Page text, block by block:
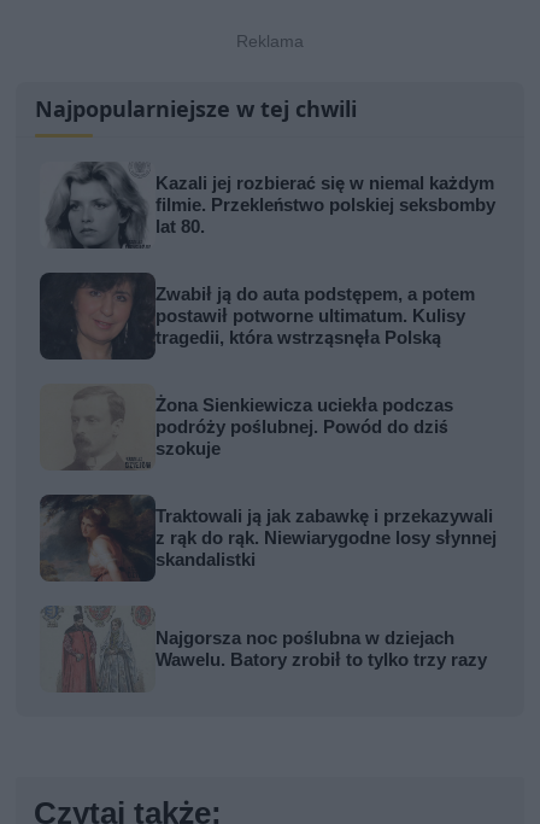
Najpopularniejsze w tej chwili
Kazali jej rozbierać się w niemal każdym
filmie. Przekleństwo polskiej seksbomby
lat 80.
Zwabił ją do auta podstępem, a potem
postawił potworne ultimatum. Kulisy
tragedii, która wstrząsnęła Polską
Żona Sienkiewicza uciekła podczas
podróży poślubnej. Powód do dziś
szokuje
Traktowali ją jak zabawkę i przekazywali
z rąk do rąk. Niewiarygodne losy słynnej
skandalistki
Najgorsza noc poślubna w dziejach
Wawelu. Batory zrobił to tylko trzy razy
Czytaj także: